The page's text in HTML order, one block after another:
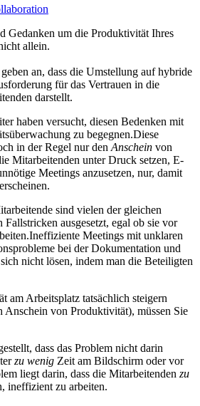
Gedanken um die Produktivität Ihres
allein.
geben an, dass die Umstellung auf hybride
für das Vertrauen in die
darstellt.
haben versucht, diesen Bedenken mit
zu begegnen.Diese
in der Regel nur den Anschein von
Mitarbeitenden unter Druck setzen, E-
Meetings anzusetzen, nur, damit
sind vielen der gleichen
ausgesetzt, egal ob sie vor
Meetings mit unklaren
bei der Dokumentation und
nicht lösen, indem man die Beteiligten
am Arbeitsplatz tatsächlich steigern
von Produktivität), müssen Sie
dass das Problem nicht darin
zu wenig Zeit am Bildschirm oder vor
liegt darin, dass die Mitarbeitenden zu
ineffizient zu arbeiten.